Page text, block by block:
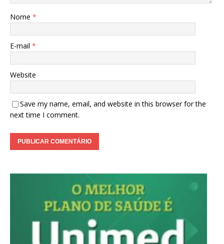
Nome *
E-mail *
Website
Save my name, email, and website in this browser for the
next time I comment.